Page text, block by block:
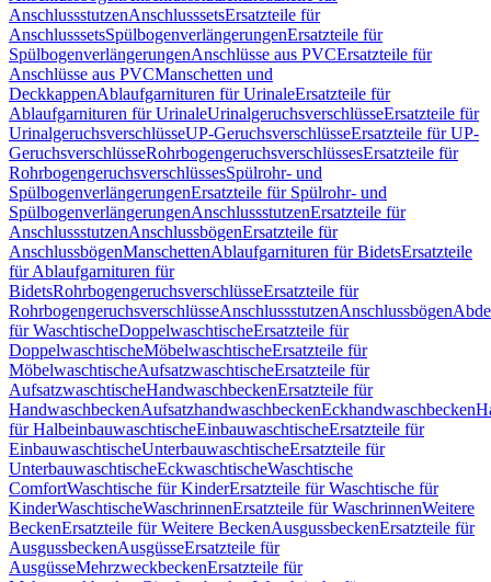
AnschlussstutzenAnschlusssetsErsatzteile für
AnschlusssetsSpülbogenverlängerungenErsatzteile für
SpülbogenverlängerungenAnschlüsse aus PVCErsatzteile für
Anschlüsse aus PVCManschetten und
DeckkappenAblaufgarnituren für UrinaleErsatzteile für
Ablaufgarnituren für UrinaleUrinalgeruchsverschlüsseErsatzteile für
UrinalgeruchsverschlüsseUP-GeruchsverschlüsseErsatzteile für UP-
GeruchsverschlüsseRohrbogengeruchsverschlüssesErsatzteile für
RohrbogengeruchsverschlüssesSpülrohr- und
SpülbogenverlängerungenErsatzteile für Spülrohr- und
SpülbogenverlängerungenAnschlussstutzenErsatzteile für
AnschlussstutzenAnschlussbögenErsatzteile für
AnschlussbögenManschettenAblaufgarnituren für BidetsErsatzteile
für Ablaufgarnituren für
BidetsRohrbogengeruchsverschlüsseErsatzteile für
RohrbogengeruchsverschlüsseAnschlussstutzenAnschlussbögen
für WaschtischeDoppelwaschtischeErsatzteile für
DoppelwaschtischeMöbelwaschtischeErsatzteile für
MöbelwaschtischeAufsatzwaschtischeErsatzteile für
AufsatzwaschtischeHandwaschbeckenErsatzteile für
HandwaschbeckenAufsatzhandwaschbeckenEckhandwaschbecken
für HalbeinbauwaschtischeEinbauwaschtischeErsatzteile für
EinbauwaschtischeUnterbauwaschtischeErsatzteile für
UnterbauwaschtischeEckwaschtischeWaschtische
ComfortWaschtische für KinderErsatzteile für Waschtische für
KinderWaschtischeWaschrinnenErsatzteile für WaschrinnenWeitere
BeckenErsatzteile für Weitere BeckenAusgussbeckenErsatzteile für
AusgussbeckenAusgüsseErsatzteile für
AusgüsseMehrzweckbeckenErsatzteile für